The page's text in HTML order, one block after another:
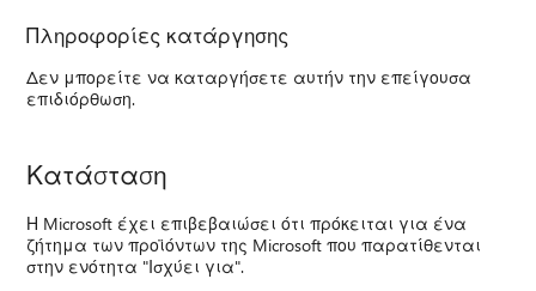
Πληροφορίες κατάργησης
Δεν μπορείτε να καταργήσετε αυτήν την επείγουσα
επιδιόρθωση.
Κατάσταση
Η Microsoft έχει επιβεβαιώσει ότι πρόκειται για ένα
ζήτημα των προϊόντων της Microsoft που παρατίθενται
στην ενότητα "Ισχύει για".